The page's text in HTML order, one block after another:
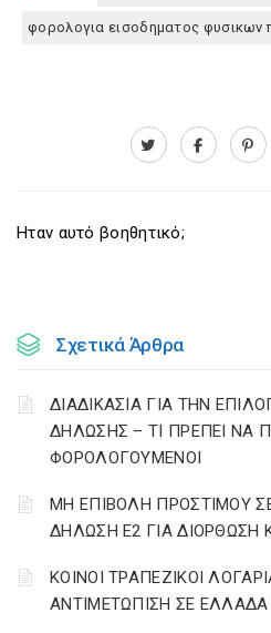
φορολογια εισοδηματος
Ηταν αυτό βοηθητικό;
Σχετικά Άρθρα
ΔΙΑΔΙΚΑΣΙΑ ΓΙΑ ΤΗΝ
ΔΗΛΩΣΗΣ – ΤΙ ΠΡΕΠΕΙ ΝΑ
ΦΟΡΟΛΟΓΟΥΜΕΝΟΙ
ΜΗ ΕΠΙΒΟΛΗ ΠΡΟΣΤΙΜΟΥ
ΔΗΛΩΣΗ Ε2 ΓΙΑ ΔΙΟΡΘΩΣΗ
ΚΟΙΝΟΙ ΤΡΑΠΕΖΙΚΟΙ
ΑΝΤΙΜΕΤΩΠΙΣΗ ΣΕ ΕΛΛΑΔΑ